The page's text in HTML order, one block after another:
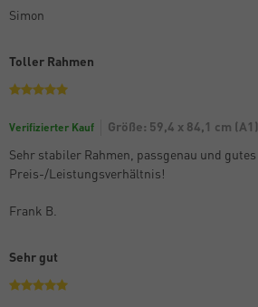
Simon
Toller Rahmen
Verifizierter Kauf Größe: 59,4 x 84,1 cm (A1)
Sehr stabiler Rahmen, passgenau und gutes
Preis-/Leistungsverhältnis!
Frank B.
Sehr gut